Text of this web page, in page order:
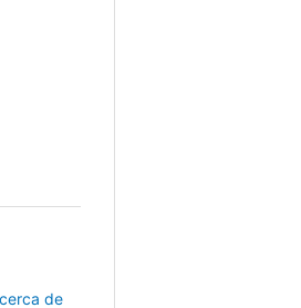
de